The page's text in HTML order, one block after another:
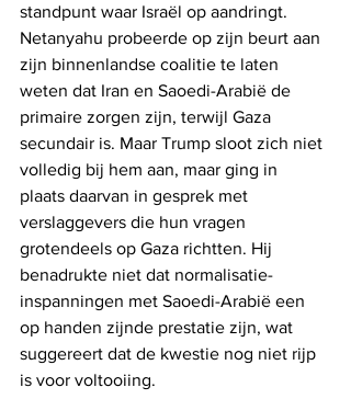
standpunt waar Israël op aandringt.
Netanyahu probeerde op zijn beurt aan
zijn binnenlandse coalitie te laten
weten dat Iran en Saoedi-Arabië de
primaire zorgen zijn, terwijl Gaza
secundair is. Maar Trump sloot zich niet
volledig bij hem aan, maar ging in
plaats daarvan in gesprek met
verslaggevers die hun vragen
grotendeels op Gaza richtten. Hij
benadrukte niet dat normalisatie-
inspanningen met Saoedi-Arabië een
op handen zijnde prestatie zijn, wat
suggereert dat de kwestie nog niet rijp
is voor voltooiing.